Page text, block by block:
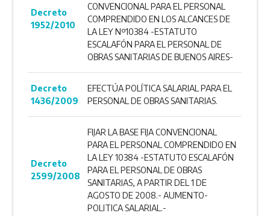
Decreto
1952/2010
CONVENCIONAL PARA EL PERSONAL
COMPRENDIDO EN LOS ALCANCES DE
LA LEY Nº10384 -ESTATUTO
ESCALAFÓN PARA EL PERSONAL DE
OBRAS SANITARIAS DE BUENOS AIRES-
Decreto
1436/2009
EFECTÚA POLÍTICA SALARIAL PARA EL
PERSONAL DE OBRAS SANITARIAS.
Decreto
2599/2008
FIJAR LA BASE FIJA CONVENCIONAL
PARA EL PERSONAL COMPRENDIDO EN
LA LEY 10384 -ESTATUTO ESCALAFÓN
PARA EL PERSONAL DE OBRAS
SANITARIAS, A PARTIR DEL 1 DE
AGOSTO DE 2008.- AUMENTO-
POLITICA SALARIAL.-